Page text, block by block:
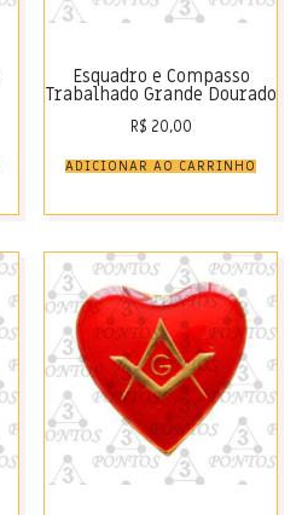
Esquadro e Compasso
Trabalhado Grande Dourado
R$ 20,00
ADICIONAR AO CARRINHO